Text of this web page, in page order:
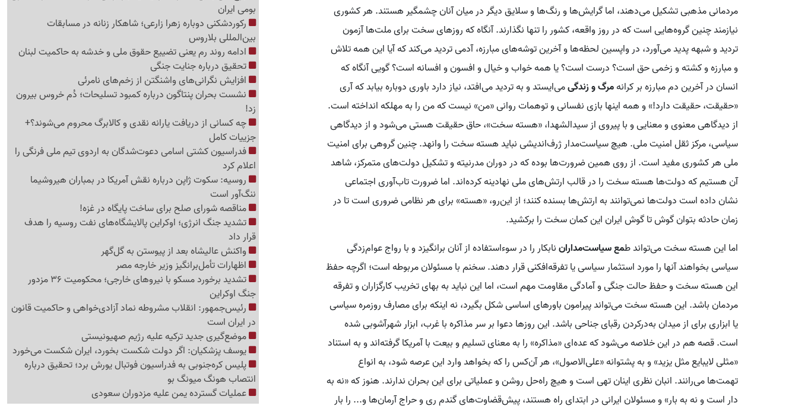
مردمانی مذهبی تشکیل می‌دهند، اما گرایش‌ها و رنگ‌ها و سلایق دیگر در میان آنان چشمگیر هستند. هر کشوری
نیازمند چنین گروه‌هایی است که در روز واقعه، کشور را تنها نگذارند. آنگاه که روزهای سخت برای ملت‌ها آزمون
تردید و شبهه پدید می‌آورد، در واپسین لحظه‌ها و آخرین توشه‌های مبارزه، آدمی تردید می‌کند که آیا این همه تلاش
و مبارزه و کشته و زخمی حق است؟ درست است؟ یا همه خواب و خیال و افسون و افسانه است؟ گویی آنگاه که
انسان در آخرین دم مبارزه بر کرانهمرگ و زندگیمی‌ایستد و به تردید می‌افتد، نیاز دارد‌ باوری دوباره بیابد که آری
«حقیقت، حقیقت دارد!» و همه اینها بازی نفسانی و توهمات روانی «من» نیست که من را به مهلکه انداخته است.
از دیدگاهی معنوی و معنایی‌ و با پیروی از سیدالشهدا، «هسته سخت»، حاق حقیقت هستی می‌شود و از دیدگاهی
سیاسی، مرکز ثقل امنیت ملی. هیچ سیاست‌مدار ژرف‌اندیشی نباید هسته سخت را وانهد. چنین گروهی برای امنیت
ملی هر کشوری مفید است. از روی همین ضرورت‌ها بوده‌ که در دوران مدرنیته و تشکیل دولت‌های متمرکز، شاهد
آن هستیم که دولت‌ها هسته سخت را در قالب ارتش‌های ملی نهادینه کرده‌اند. اما ضرورت تاب‌آوری اجتماعی‌
نشان داده است‌ دولت‌ها نمی‌توانند به ارتش‌ها بسنده کنند؛ از این‌رو، «هسته» برای هر نظامی ضروری است تا در
زمان حادثه بتوان گوش تا گوش ایران این کمان سخت را برکشید.
اما این هسته سخت می‌تواند طمع سیاست‌مداراننابکار را در سوءاستفاده از آنان برانگیزد و با رواج عوام‌زدگی
سیاسی بخواهند آنها را مورد استثمار سیاسی یا تفرقه‌افکنی قرار دهند. سخنم با مسئولان مربوطه است؛ اگر‌چه حفظ
این هسته سخت و حفظ حالت جنگی و آمادگی مقاومت مهم است، اما این نباید به بهای تخریب کارگزاران و تفرقه
مردمان باشد. این هسته سخت می‌تواند پیرامون باورهای اساسی شکل بگیرد، نه اینکه برای مصارف روزمره سیاسی
یا ابزاری برای از میدان به‌در‌کردن رقبای جناحی باشد. این روزها دعوا بر سر مذاکره با غرب، ابزار شهرآشوبی شده
است. قصه هم در این خلاصه می‌شود که عده‌ای «مذاکره» را به معنای تسلیم و بیعت با آمریکا گرفته‌اند و به استناد
«مثلی لایبایع مثل یزید» و به پشتوانه «علی‌الاصول»، هر آن‌کس را که بخواهد وارد این عرصه شود، به انواع
تهمت‌ها می‌رانند. انبان نظری اینان تهی است و هیچ راه‌حل روشن و عملیاتی برای این بحران ندارند. هنوز که «نه به
دار است و نه به بار» و مسئولان ایرانی در ابتدای راه هستند، پیش‌قضاوت‌های گندم ری و حراج آرمان‌ها و‌... را بار
بومی ایران
رکوردشکنی دوباره زهرا زارعی؛ شاهکار زنانه در مسابقات
بین‌المللی بلاروس
ادامه روند رم یعنی تضییع حقوق ملی و خدشه به حاکمیت لبنان
تحقیق درباره جنایت جنگی
افزایش نگرانی‌های واشنگتن از زخم‌های نامرئی
نشست بحران پنتاگون درباره کمبود تسلیحات؛ دُم خروس بیرون
زد!
چه کسانی از دریافت یارانه نقدی و کالابرگ محروم می‌شوند؟+
جزییات کامل
فدراسیون کشتی اسامی دعوت‌شدگان به اردوی تیم ملی فرنگی را
اعلام کرد
روسیه: سکوت ژاپن درباره نقش آمریکا در بمباران هیروشیما
ننگ‌آور است
مناقصه شورای صلح برای ساخت پایگاه در غزه!
تشدید جنگ انرژی؛ اوکراین پالایشگاه‌های نفت روسیه را هدف
قرار داد
واکنش عالیشاه بعد از پیوستن به گل‌گهر
اظهارات تأمل‌برانگیز وزیر خارجه مصر
تشدید برخورد مسکو با نیروهای خارجی؛ محکومیت 36 مزدور
جنگ اوکراین
رئیس‌جمهور: انقلاب مشروطه نماد آزادی‌خواهی و حاکمیت قانون
در ایران است
موضع‌گیری جدید ترکیه علیه رژیم صهیونیستی
یوسف پزشکیان: اگر دولت شکست بخورد، ایران شکست می‌خورد
پلیس کره‌جنوبی به فدراسیون فوتبال یورش برد؛ تحقیق درباره
انتصاب هونگ میونگ بو
عملیات گسترده یمن علیه مزدوران سعودی